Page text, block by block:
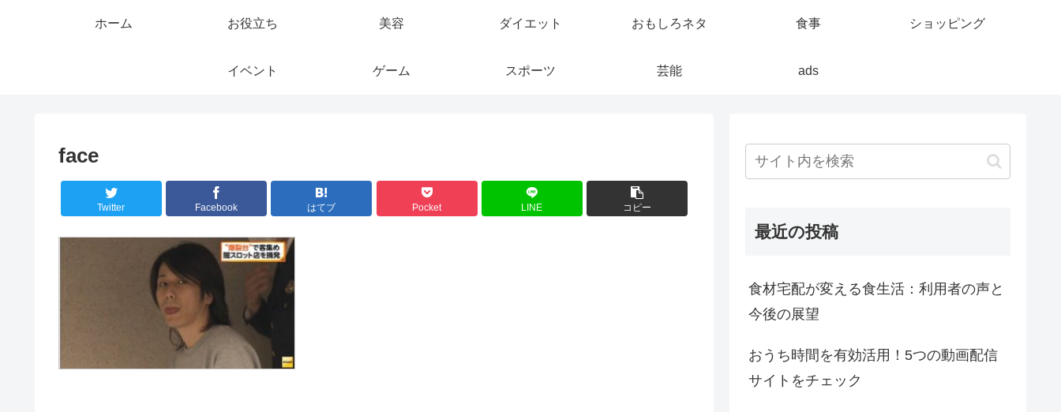
ホーム お役立ち 美容 ダイエット おもしろネタ 食事 ショッピング
イベント ゲーム スポーツ 芸能 ads
face
Twitter Facebook はてブ Pocket LINE コピー
最近の投稿
食材宅配が変える食生活：利用者の声と
今後の展望
おうち時間を有効活用！5つの動画配信
サイトをチェック